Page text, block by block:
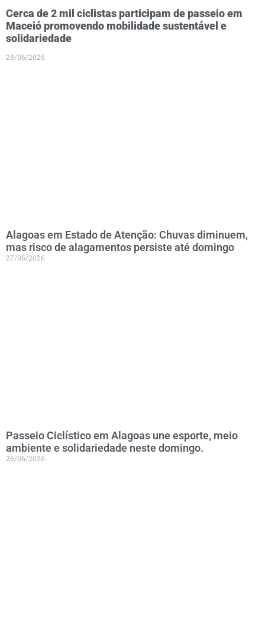
Cerca de 2 mil ciclistas participam de passeio em
Maceió promovendo mobilidade sustentável e
solidariedade
28/06/2026
Alagoas em Estado de Atenção: Chuvas diminuem,
mas risco de alagamentos persiste até domingo
27/06/2026
Passeio Ciclístico em Alagoas une esporte, meio
ambiente e solidariedade neste domingo.
26/06/2026